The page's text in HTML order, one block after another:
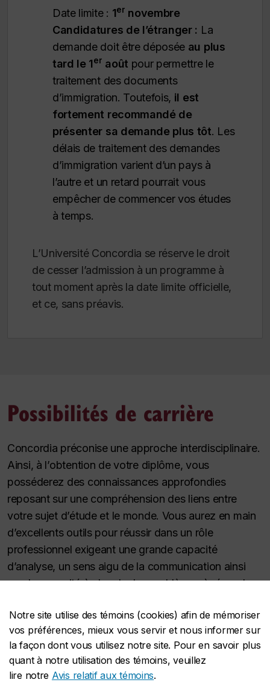
Notre site utilise des témoins (cookies) afin de mémoriser
vos préférences, mieux vous servir et nous informer sur
la façon dont vous utilisez notre site. Pour en savoir plus
quant à notre utilisation des témoins, veuillez
lire notre Avis relatif aux témoins.
Date limite : 1er novembre
Candidatures de l’étranger : La
demande doit être déposée au plus
tard le 1er août pour permettre le
traitement des documents
d’immigration. Toutefois, il est
fortement recommandé de
présenter sa demande plus tôt. Les
délais de traitement des demandes
d’immigration varient d’un pays à
l’autre et un retard pourrait vous
empêcher de commencer vos études
à temps.
L’Université Concordia se réserve le droit
de cesser l’admission à un programme à
tout moment après la date limite officielle,
et ce, sans préavis.
Possibilités de carrière
Concordia préconise une approche interdisciplinaire.
Ainsi, à l’obtention de votre diplôme, vous
posséderez des connaissances approfondies
reposant sur une compréhension des liens entre
votre sujet d’étude et le monde. Vous aurez en main
d’excellents outils pour réussir dans un rôle
professionnel exigeant une grande capacité
d’analyse, un sens aigu de la communication ainsi
que la capacité à aborder les problèmes à résoudre
Pour en savoir plus, consultez le Service
de gestion de carrière